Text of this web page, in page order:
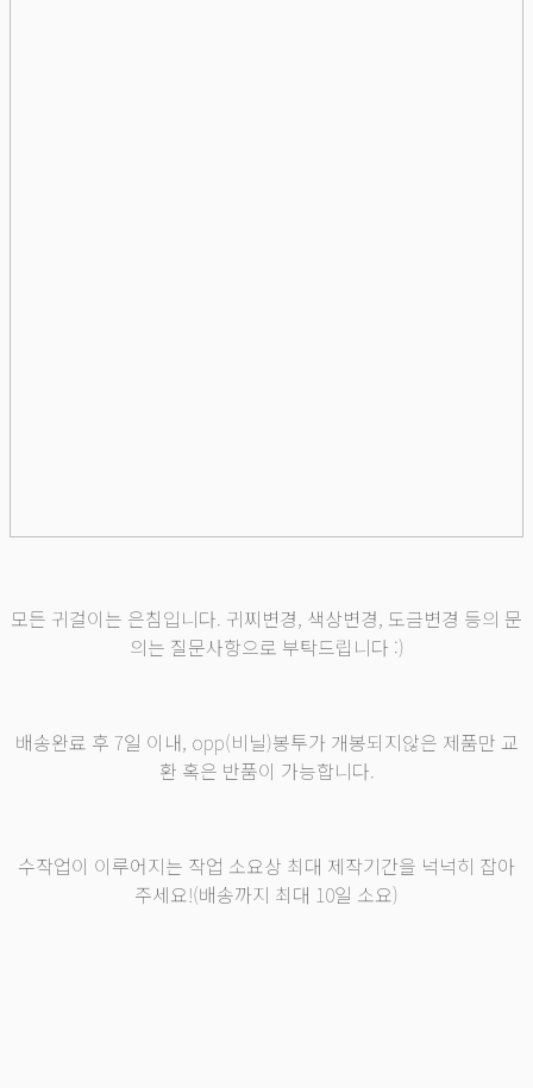
모든 귀걸이는 은침입니다. 귀찌변경, 색상변경, 도금변경 등의 문
의는 질문사항으로 부탁드립니다 :)
배송완료 후 7일 이내, opp(비닐)봉투가 개봉되지않은 제품만 교
환 혹은 반품이 가능합니다.
수작업이 이루어지는 작업 소요상 최대 제작기간을 넉넉히 잡아
주세요!(배송까지 최대 10일 소요)